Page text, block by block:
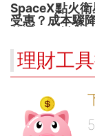
SpaceX點火衛
受惠？成本驟
理財工